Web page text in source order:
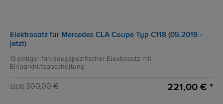
Elektrosatz für Mercedes CLA Coupe Typ C118 (05.2019 -
jetzt)
13-poliger fahrzeugspezifischer Elektrosatz mit
Einparkhilfeabschaltung
statt 300,00 € 221,00 € *